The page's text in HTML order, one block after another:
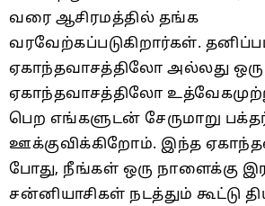
வரை ஆசிரமத்தில் தங்க
வரவேற்கப்படுகிறார்கள்.
ஏகாந்தவாசத்திலோ அல்லது ஒரு
ஏகாந்தவாசத்திலோ
பெற எங்களுடன் சேருமாறு
ஊக்குவிக்கிறோம். இந்த
போது, ​​நீங்கள் ஒரு நாளைக்கு
சன்னியாசிகள் நடத்தும் கூட்டு